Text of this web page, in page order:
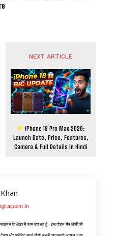
NEXT ARTICLE
iPhone 18 Pro Max 2026:
Launch Date, Price, Features,
Camera & Full Details in Hindi
के क्षेत्र में काम कर रहा हूँ। इस दौरान मैंने लोगों को